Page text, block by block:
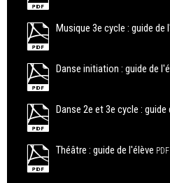
Musique 3e cycle : guide de
Danse initiation : guide de
Danse 2e et 3e cycle : guide
Théâtre : guide de l'élève PDF